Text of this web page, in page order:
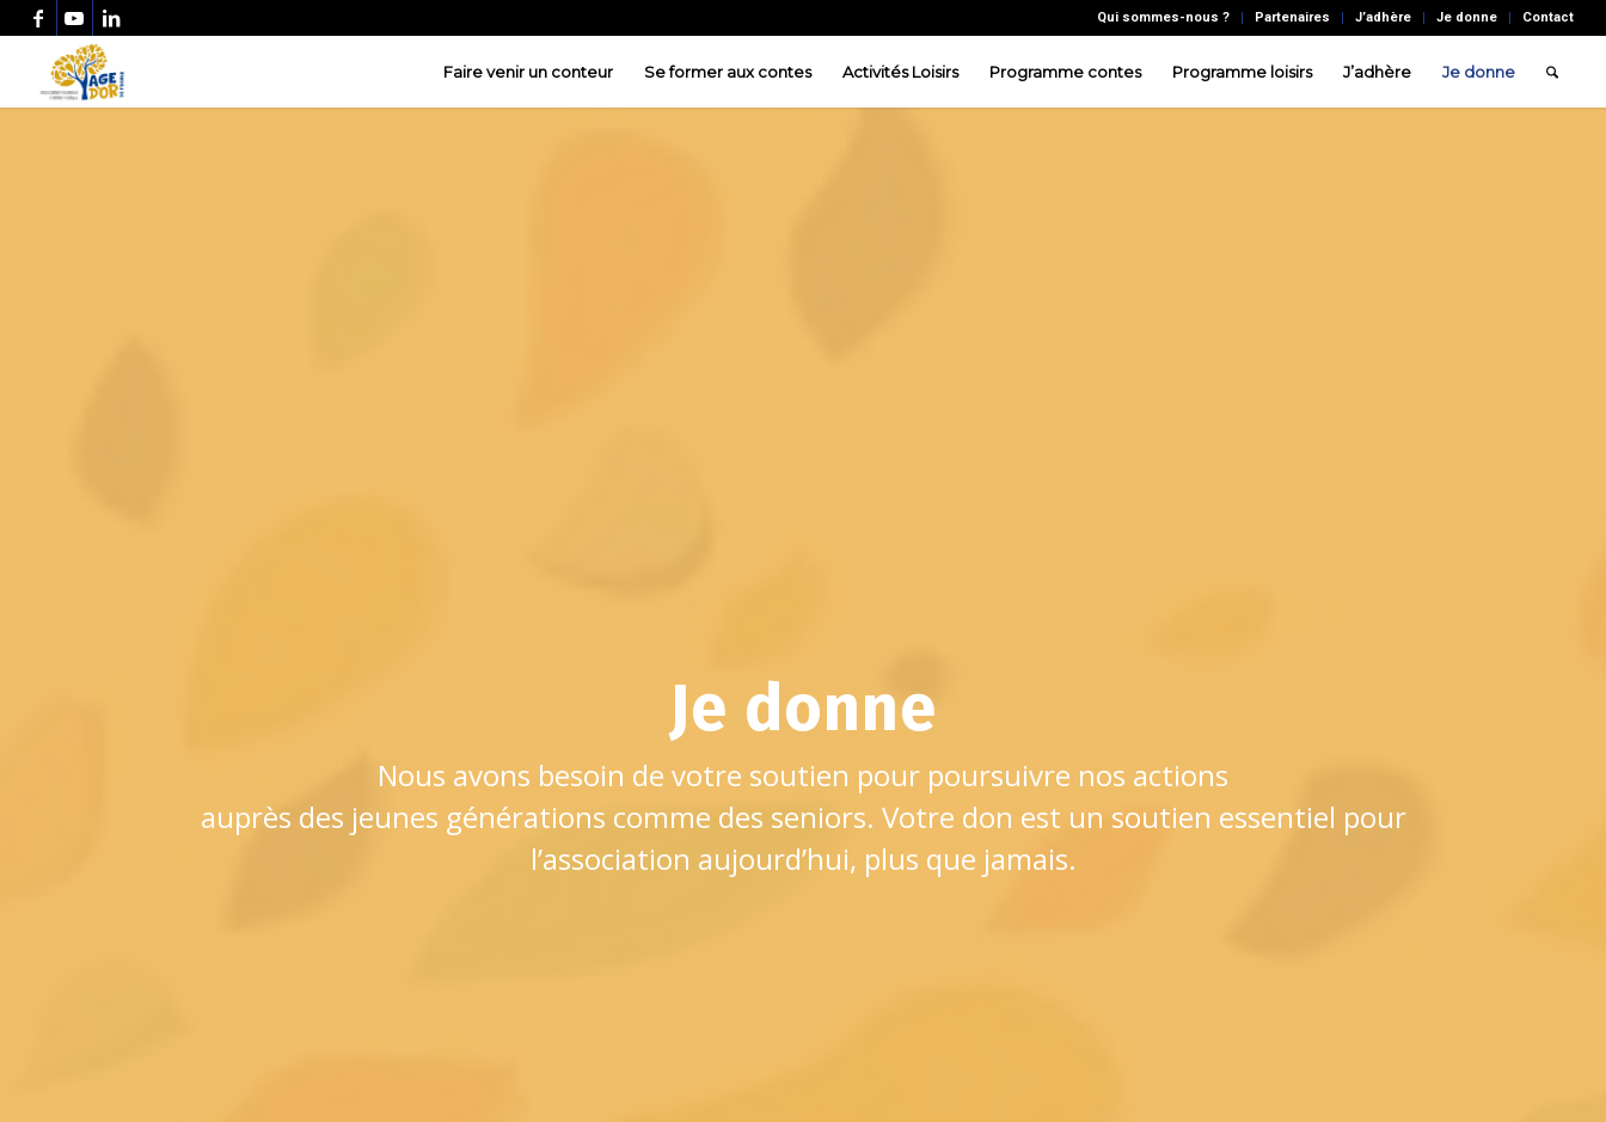
Qui sommes-nous ? Partenaires J’adhère Je donne Contact
Faire venir un conteur Se former aux contes Activités Loisirs Programme contes Programme loisirs J’adhère Je donne
Je donne
Nous avons besoin de votre soutien pour poursuivre nos actions
auprès des jeunes générations comme des seniors. Votre don est un soutien essentiel pour
l’association aujourd’hui, plus que jamais.